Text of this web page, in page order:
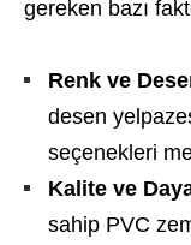
gereken bazı
Renk ve
desen
seçenekleri
Kalite ve
sahip PVC